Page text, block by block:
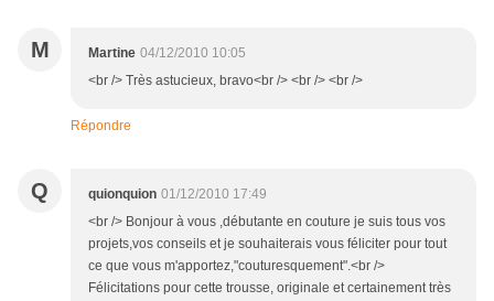
M Martine 04/12/2010 10:05
<br /> Très astucieux, bravo<br /> <br /> <br />
Répondre
Q quionquion 01/12/2010 17:49
<br /> Bonjour à vous ,débutante en couture je suis tous vos
projets,vos conseils et je souhaiterais vous féliciter pour tout
ce que vous m'apportez,"couturesquement".<br />
Félicitations pour cette trousse, originale et certainement très